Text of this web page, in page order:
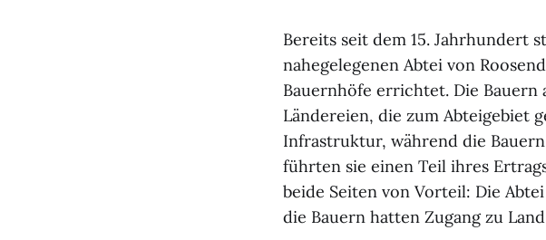
Bereits seit dem 15. Jahrhundert
nahegelegenen Abtei von
Bauernhöfe errichtet. Die
Ländereien, die zum Abteigebiet
Infrastruktur, während die
führten sie einen Teil ihres
beide Seiten von Vorteil: Die
die Bauern hatten Zugang zu